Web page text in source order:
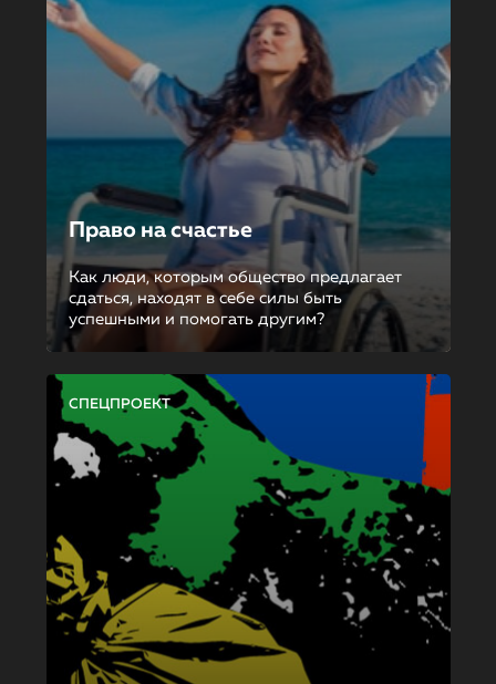
Право на счастье
Как люди, которым общество предлагает
сдаться, находят в себе силы быть
успешными и помогать другим?
СПЕЦПРОЕКТ